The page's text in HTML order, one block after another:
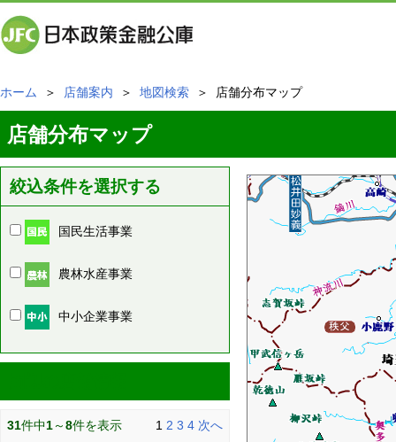
ホーム ＞ 店舗案内 ＞ 地図検索 ＞ 店舗分布マップ
店舗分布マップ
絞込条件を選択する
国民生活事業
農林水産事業
中小企業事業
31件中1～8件を表示 1 2 3 4 次へ